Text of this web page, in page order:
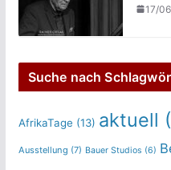
17/
Suche nach
AfrikaTage (13) aktuell
Ausstellung (7) Bauer Studios (6)